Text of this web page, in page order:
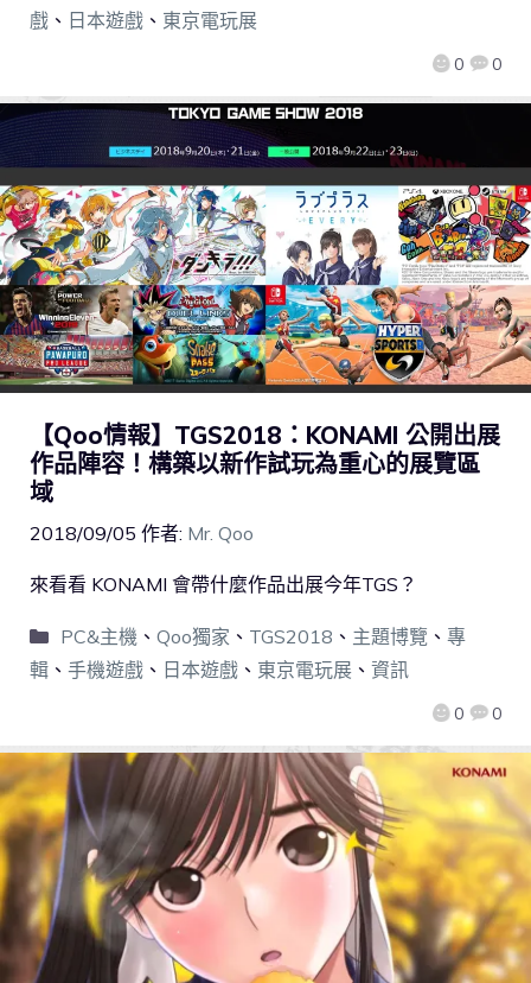
0 0
戲 、 日本遊戲 、 東京電玩展
【Qoo情報】TGS2018：KONAMI 公開出展
作品陣容！構築以新作試玩為重心的展覽區
域
2018/09/05 作者: Mr. Qoo
0 0
來看看 KONAMI 會帶什麼作品出展今年TGS？
PC&主機 、 Qoo獨家 、 TGS2018 、 主題博覽 、 專
輯 、 手機遊戲 、 日本遊戲 、 東京電玩展 、 資訊